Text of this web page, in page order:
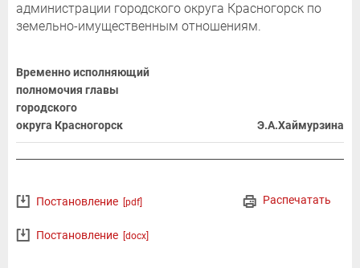
администрации городского округа Красногорск по
земельно-имущественным отношениям.
Временно исполняющий
полномочия главы
городского
округа Красногорск
Э.А.Хаймурзина
Распечатать
Постановление [pdf]
Постановление [docx]